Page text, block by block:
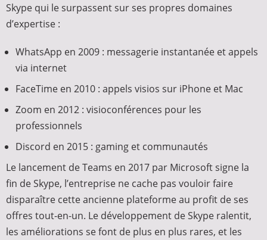
Skype qui le surpassent sur ses propres domaines
d’expertise :
WhatsApp en 2009 : messagerie instantanée et appels
via internet
FaceTime en 2010 : appels visios sur iPhone et Mac
Zoom en 2012 : visioconférences pour les
professionnels
Discord en 2015 : gaming et communautés
Le lancement de Teams en 2017 par Microsoft signe la
fin de Skype, l’entreprise ne cache pas vouloir faire
disparaître cette ancienne plateforme au profit de ses
offres tout-en-un. Le développement de Skype ralentit,
les améliorations se font de plus en plus rares, et les